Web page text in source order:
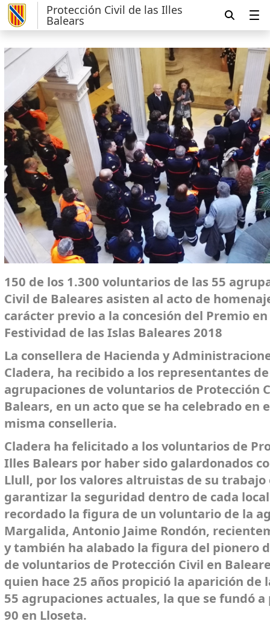
Protección Civil de las Illes
Balears
150 de los 1.300 voluntarios de las 55
Civil de Baleares asisten al acto de
carácter previo a la concesión del Premio
Festividad de las Islas Baleares 2018
La consellera de Hacienda y
Cladera, ha recibido a los representantes
agrupaciones de voluntarios de Protección
Balears, en un acto que se ha celebrado en
misma conselleria.
Cladera ha felicitado a los voluntarios de
Illes Balears por haber sido galardonados
Llull, por los valores altruistas de su trabajo
garantizar la seguridad dentro de cada
recordado la figura de un voluntario de la
Margalida, Antonio Jaime Rondón,
y también ha alabado la figura del pionero
de voluntarios de Protección Civil en
quien hace 25 años propició la aparición de
55 agrupaciones actuales, la que se fundó
90 en Lloseta.